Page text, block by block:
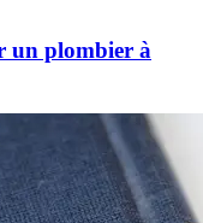
un plombier à